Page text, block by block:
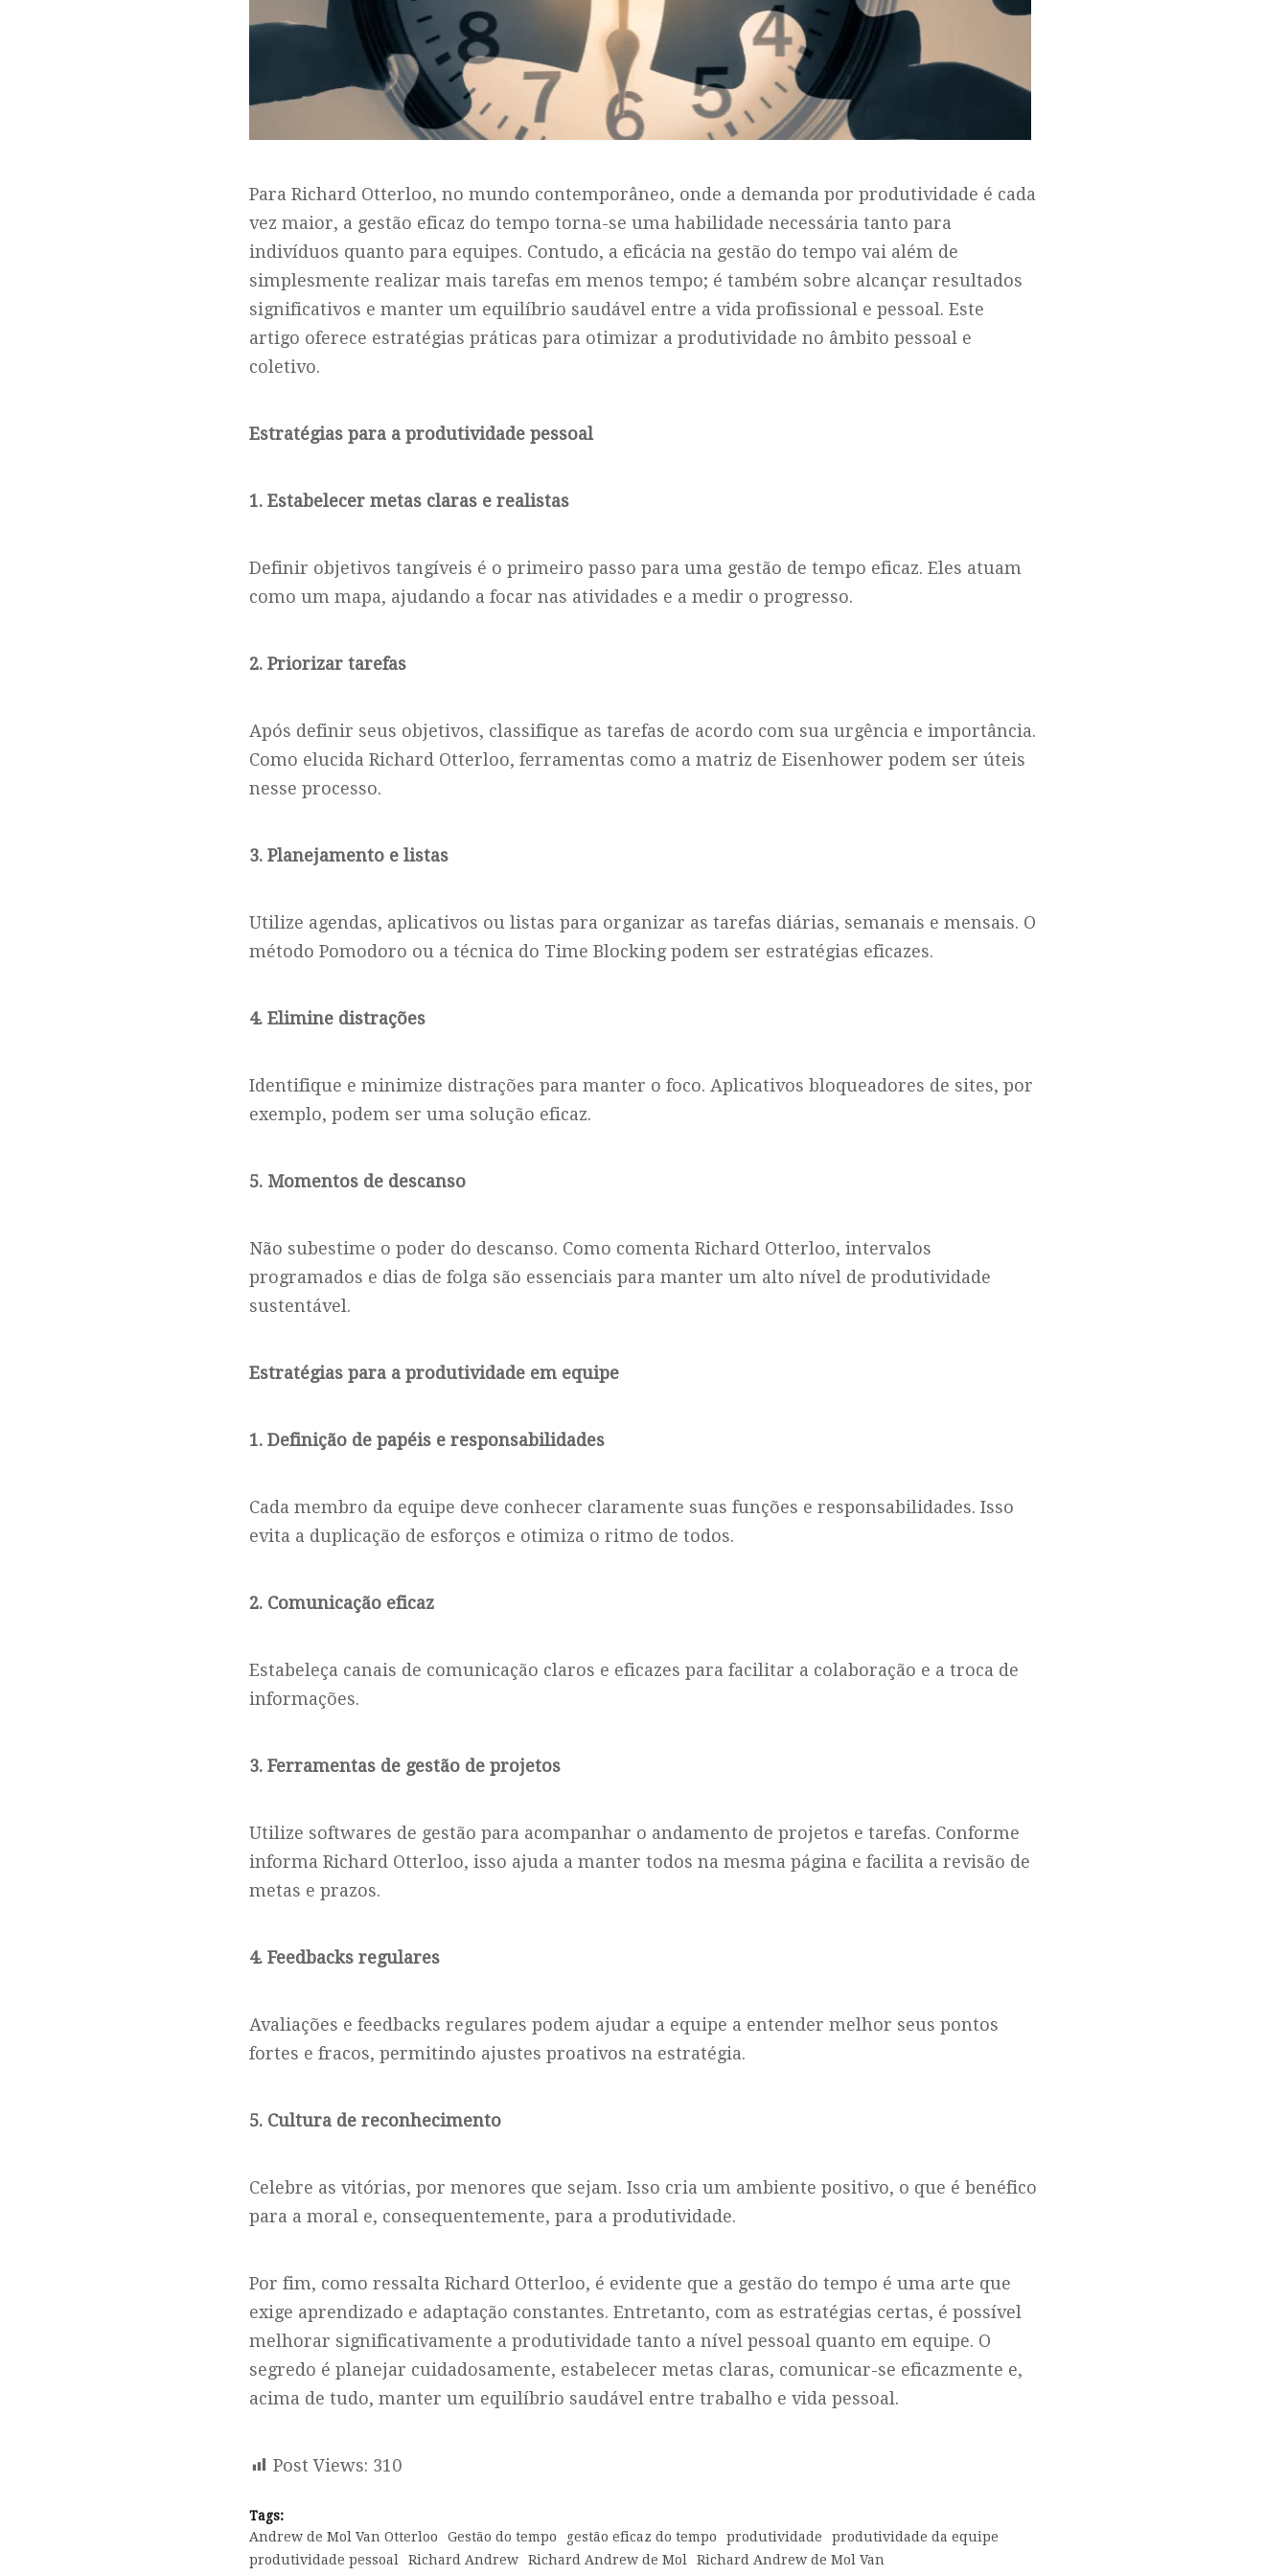
Para Richard Otterloo, no mundo contemporâneo, onde a demanda por produtividade é cada
vez maior, a gestão eficaz do tempo torna-se uma habilidade necessária tanto para
indivíduos quanto para equipes. Contudo, a eficácia na gestão do tempo vai além de
simplesmente realizar mais tarefas em menos tempo; é também sobre alcançar resultados
significativos e manter um equilíbrio saudável entre a vida profissional e pessoal. Este
artigo oferece estratégias práticas para otimizar a produtividade no âmbito pessoal e
coletivo.
Estratégias para a produtividade pessoal
1. Estabelecer metas claras e realistas
Definir objetivos tangíveis é o primeiro passo para uma gestão de tempo eficaz. Eles atuam
como um mapa, ajudando a focar nas atividades e a medir o progresso.
2. Priorizar tarefas
Após definir seus objetivos, classifique as tarefas de acordo com sua urgência e importância.
Como elucida Richard Otterloo, ferramentas como a matriz de Eisenhower podem ser úteis
nesse processo.
3. Planejamento e listas
Utilize agendas, aplicativos ou listas para organizar as tarefas diárias, semanais e mensais. O
método Pomodoro ou a técnica do Time Blocking podem ser estratégias eficazes.
4. Elimine distrações
Identifique e minimize distrações para manter o foco. Aplicativos bloqueadores de sites, por
exemplo, podem ser uma solução eficaz.
5. Momentos de descanso
Não subestime o poder do descanso. Como comenta Richard Otterloo, intervalos
programados e dias de folga são essenciais para manter um alto nível de produtividade
sustentável.
Estratégias para a produtividade em equipe
1. Definição de papéis e responsabilidades
Cada membro da equipe deve conhecer claramente suas funções e responsabilidades. Isso
evita a duplicação de esforços e otimiza o ritmo de todos.
2. Comunicação eficaz
Estabeleça canais de comunicação claros e eficazes para facilitar a colaboração e a troca de
informações.
3. Ferramentas de gestão de projetos
Utilize softwares de gestão para acompanhar o andamento de projetos e tarefas. Conforme
informa Richard Otterloo, isso ajuda a manter todos na mesma página e facilita a revisão de
metas e prazos.
4. Feedbacks regulares
Avaliações e feedbacks regulares podem ajudar a equipe a entender melhor seus pontos
fortes e fracos, permitindo ajustes proativos na estratégia.
5. Cultura de reconhecimento
Celebre as vitórias, por menores que sejam. Isso cria um ambiente positivo, o que é benéfico
para a moral e, consequentemente, para a produtividade.
Por fim, como ressalta Richard Otterloo, é evidente que a gestão do tempo é uma arte que
exige aprendizado e adaptação constantes. Entretanto, com as estratégias certas, é possível
melhorar significativamente a produtividade tanto a nível pessoal quanto em equipe. O
segredo é planejar cuidadosamente, estabelecer metas claras, comunicar-se eficazmente e,
acima de tudo, manter um equilíbrio saudável entre trabalho e vida pessoal.
Post Views: 310
Tags:
Andrew de Mol Van Otterloo
Gestão do tempo gestão eficaz do tempo produtividade
produtividade da equipe
produtividade pessoal
Richard Andrew Richard Andrew de Mol
Richard Andrew de Mol Van